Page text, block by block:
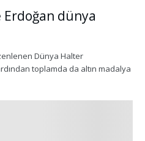
dünya
Dünya Halter
toplamda da altın madalya